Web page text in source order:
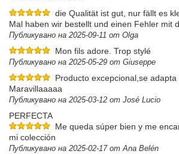
die Qualität ist gut, nur fällt es
Mal haben wir bestellt und einen Fehler mit
Публикувано на 2025-09-11 от Olga
Mon fils adore. Trop stylé
Публикувано на 2025-05-29 от Giuseppe
Producto excepcional,se adapta
Maravillaaaaa
Публикувано на 2025-03-12 от José Lucio
PERFECTA
Me queda súper bien y me
mi colección
Публикувано на 2025-02-17 от Ana Belén